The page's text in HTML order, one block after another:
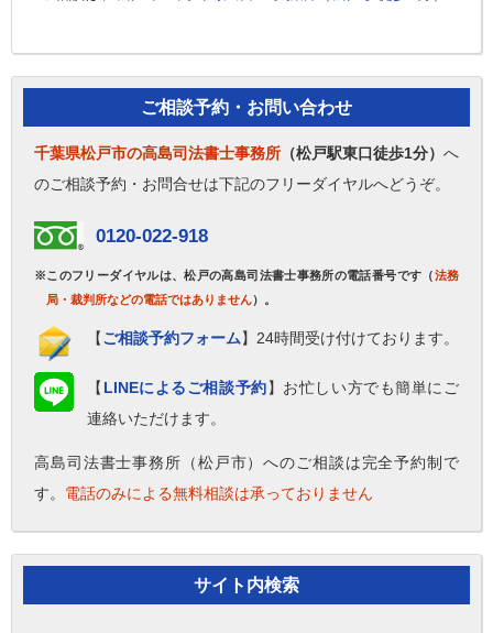
ご相談予約・お問い合わせ
千葉県松戸市の高島司法書士事務所 （松戸駅東口徒歩1分） へ
のご相談予約・お問合せは下記のフリーダイヤルへどうぞ。
0120-022-918
※このフリーダイヤルは、松戸の高島司法書士事務所の電話番号です（法務
局・裁判所などの電話ではありません）。
【ご相談予約フォーム】24時間受け付けております。
【 LINEによるご相談予約】お忙しい方でも簡単にご
連絡いただけます。
高島司法書士事務所（松戸市）へのご相談は完全予約制で
す。 電話のみによる無料相談は承っておりません
サイト内検索